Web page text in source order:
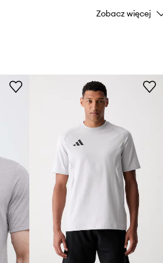
Zobacz więcej